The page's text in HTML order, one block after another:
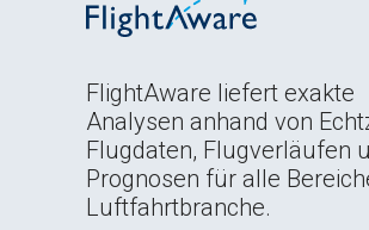
FlightAware liefert exakte
Analysen anhand von
Flugdaten, Flugverläufen
Prognosen für alle
Luftfahrtbranche.